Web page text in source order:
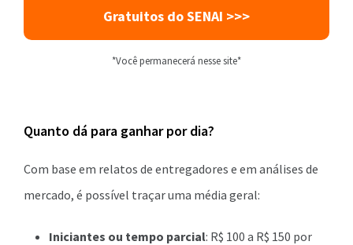
Gratuitos do SENAI >>>
*Você permanecerá nesse site*
Quanto dá para ganhar por dia?
Com base em relatos de entregadores e em análises de
mercado, é possível traçar uma média geral:
Iniciantes ou tempo parcial: R$ 100 a R$ 150 por